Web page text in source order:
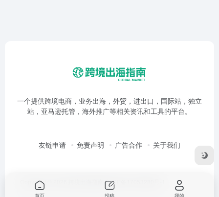
一个提供跨境电商，业务出海，外贸，进出口，国际站，独立
站，亚马逊托管，海外推广等相关资讯和工具的平台。
友链申请 免责声明 广告合作 关于我们
Copyright © 2026 鲁ICP备17053280号-1
首页 投稿 我的